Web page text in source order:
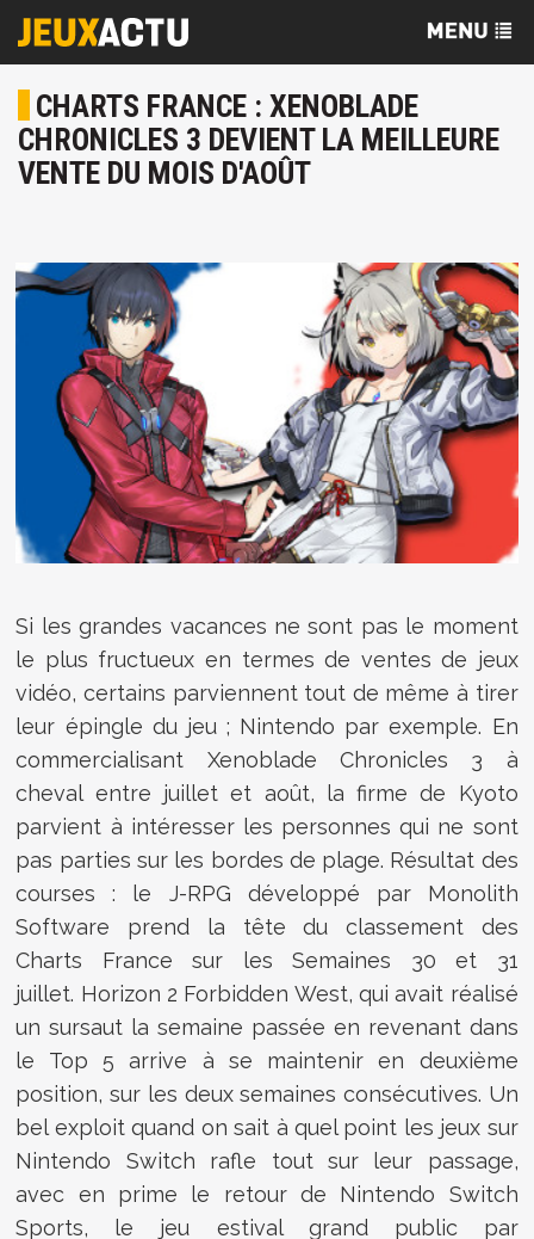
CHARTS FRANCE : XENOBLADE
CHRONICLES 3 DEVIENT LA MEILLEURE
VENTE DU MOIS D'AOÛT
Si les grandes vacances ne sont pas le moment
le plus fructueux en termes de ventes de jeux
vidéo, certains parviennent tout de même à tirer
leur épingle du jeu ; Nintendo par exemple. En
commercialisant Xenoblade Chronicles 3 à
cheval entre juillet et août, la firme de Kyoto
parvient à intéresser les personnes qui ne sont
pas parties sur les bordes de plage. Résultat des
courses : le J-RPG développé par Monolith
Software prend la tête du classement des
Charts France sur les Semaines 30 et 31
juillet. Horizon 2 Forbidden West, qui avait réalisé
un sursaut la semaine passée en revenant dans
le Top 5 arrive à se maintenir en deuxième
position, sur les deux semaines consécutives. Un
bel exploit quand on sait à quel point les jeux sur
Nintendo Switch rafle tout sur leur passage,
avec en prime le retour de Nintendo Switch
Sports, le jeu estival grand public par